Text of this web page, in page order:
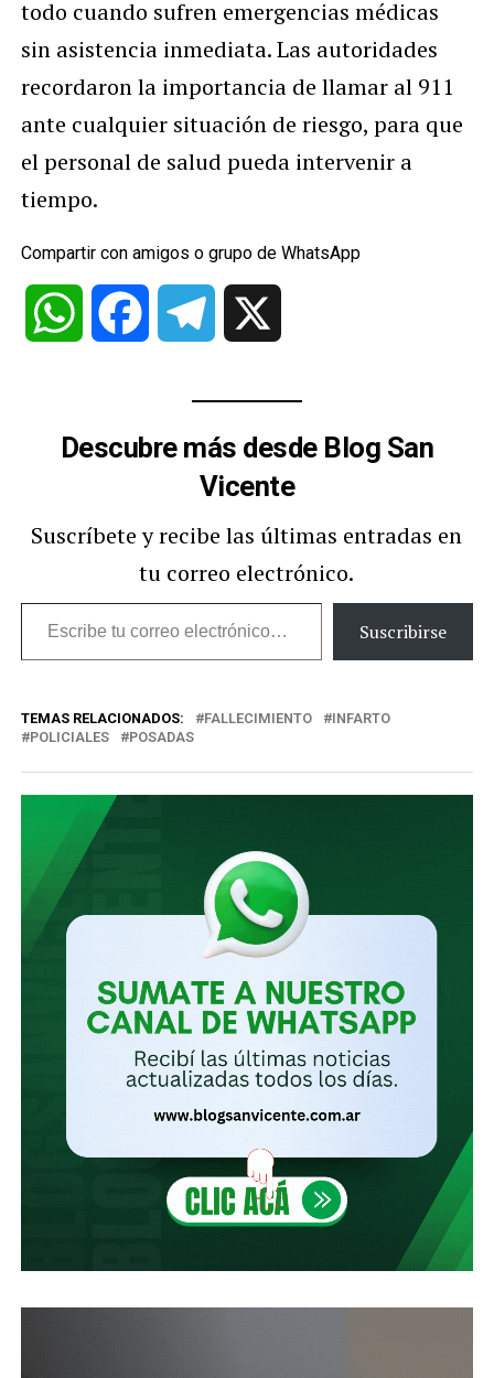
todo cuando sufren emergencias médicas
sin asistencia inmediata. Las autoridades
recordaron la importancia de llamar al 911
ante cualquier situación de riesgo, para que
el personal de salud pueda intervenir a
tiempo.
Compartir con amigos o grupo de WhatsApp
WhatsApp Facebook Telegram
Descubre más desde Blog San
Vicente
Suscríbete y recibe las últimas entradas en
tu correo electrónico.
Escribe
tu
electrónico…
Suscribirse
TEMAS RELACIONADOS: FALLECIMIENTO
INFARTO
POLICIALES
POSADAS